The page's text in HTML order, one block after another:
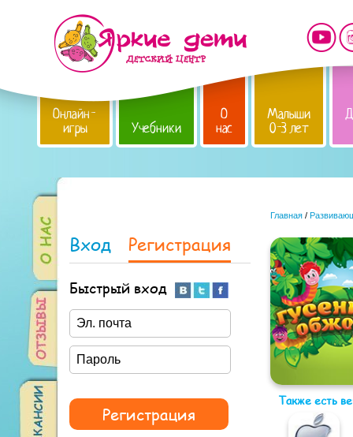
Онлайн-
игры Учебники
О
нас
Малыши
0-3 лет
Вход Регистрация
Быстрый вход
Главная /
Также есть